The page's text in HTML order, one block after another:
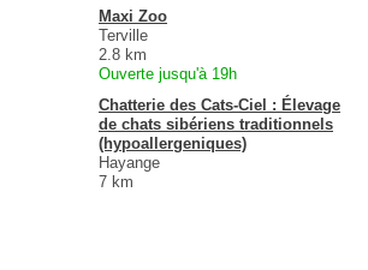
Maxi Zoo
Terville
2.8 km
Ouverte jusqu'à 19h
Chatterie des Cats-Ciel : Élevage
de chats sibériens traditionnels
(hypoallergeniques)
Hayange
7 km